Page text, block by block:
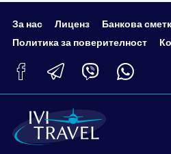
ТРАНСФЕРИ
ОЩЕ
Банкова сметка
Политика за
поверителност
За нас Лиценз Банкова
Политика за поверителност